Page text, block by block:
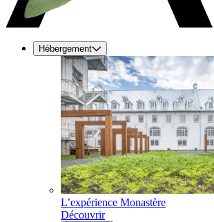
Hébergement
L’expérience Monastère
Découvrir